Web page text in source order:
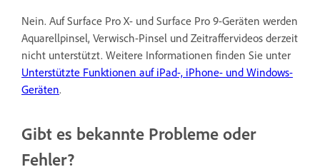
Nein. Auf Surface Pro X- und Surface Pro 9-Geräten werden
Aquarellpinsel, Verwisch-Pinsel und Zeitraffervideos derzeit
nicht unterstützt. Weitere Informationen finden Sie unter
Unterstützte Funktionen auf iPad-, iPhone- und Windows-
Geräten.
Gibt es bekannte Probleme oder
Fehler?